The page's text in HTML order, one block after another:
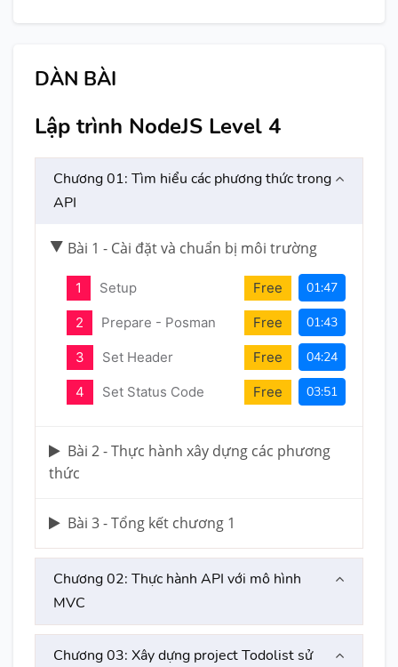
DÀN BÀI
Lập trình NodeJS Level 4
Chương 01: Tìm hiểu các phương thức trong
API
Bài 1 - Cài đặt và chuẩn bị môi trường
1 Setup Free 01:47
2 Prepare - Posman Free 01:43
3 Set Header Free 04:24
4 Set Status Code Free 03:51
Bài 2 - Thực hành xây dựng các phương
thức
Bài 3 - Tổng kết chương 1
Chương 02: Thực hành API với mô hình
MVC
Chương 03: Xây dựng project Todolist sử